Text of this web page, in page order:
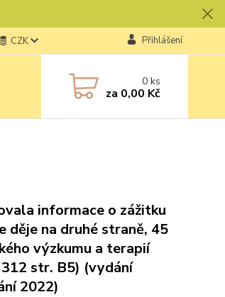
CZK Přihlášení
0ks
za 0,00 Kč
informace o zážitku
děje na druhé straně, 45
výzkumu a terapií
str. B5) (vydání
2022)